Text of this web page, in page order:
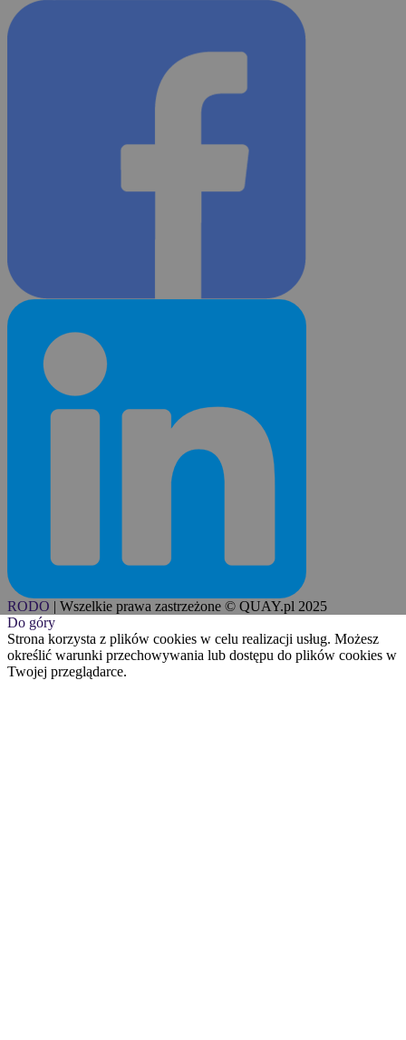
RODO | Wszelkie prawa zastrzeżone © QUAY.pl 2025
Do góry
Strona korzysta z plików cookies w celu realizacji usług. Możesz
określić warunki przechowywania lub dostępu do plików cookies w
Twojej przeglądarce.